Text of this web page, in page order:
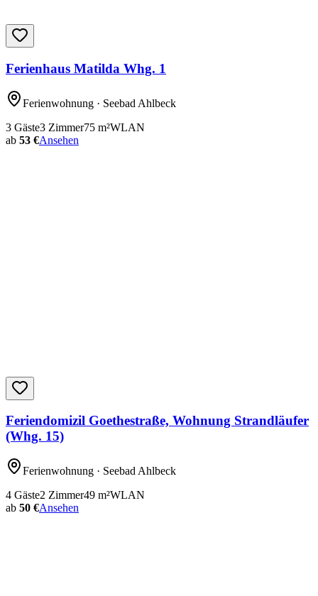
Ferienhaus Matilda Whg. 1
Ferienwohnung · Seebad Ahlbeck
3 Gäste3 Zimmer75 m²WLAN
ab 53 €Ansehen
Feriendomizil Goethestraße, Wohnung Strandläufer
(Whg. 15)
Ferienwohnung · Seebad Ahlbeck
4 Gäste2 Zimmer49 m²WLAN
ab 50 €Ansehen